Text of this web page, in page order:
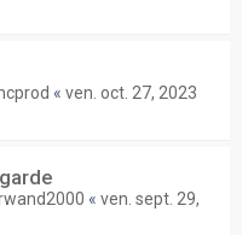
« ven. oct. 27, 2023
« ven. sept. 29,